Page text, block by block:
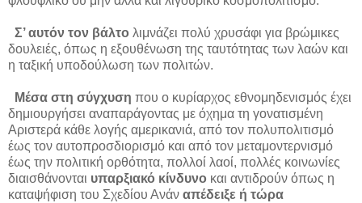
Σ’ αυτόν τον βάλτο λιμνάζει πολύ χρυσάφι για βρώμικες
δουλειές, όπως η εξουθένωση της ταυτότητας των λαών και
η ταξική υποδούλωση των πολιτών.
Μέσα στη σύγχυση που ο κυρίαρχος εθνομηδενισμός έχει
δημιουργήσει αναπαράγοντας με όχημα τη γονατισμένη
Αριστερά κάθε λογής αμερικανιά, από τον πολυπολιτισμό
έως τον αυτοπροσδιορισμό και από τον μεταμοντερνισμό
έως την πολιτική ορθότητα, πολλοί λαοί, πολλές κοινωνίες
διαισθάνονται υπαρξιακό κίνδυνο και αντιδρούν όπως η
καταψήφιση του Σχεδίου Ανάν απέδειξε ή τώρα